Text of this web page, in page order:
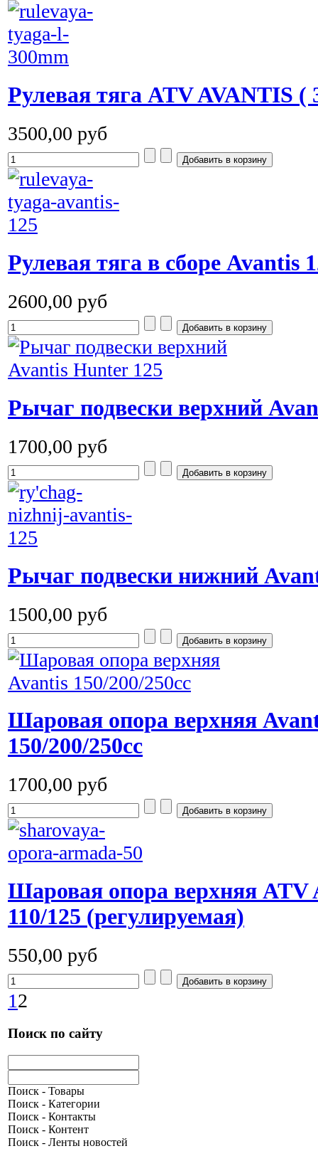
Рулевая тяга ATV AVANTIS (
3500,00 руб
Рулевая тяга в сборе Avantis
2600,00 руб
Рычаг подвески верхний
1700,00 руб
Рычаг подвески нижний
1500,00 руб
Шаровая опора верхняя
150/200/250сс
1700,00 руб
Шаровая опора верхняя ATV
110/125 (регулируемая)
550,00 руб
12
Поиск по сайту
Поиск - Товары
Поиск - Категории
Поиск - Контакты
Поиск - Контент
Поиск - Ленты новостей